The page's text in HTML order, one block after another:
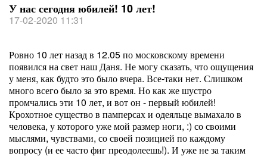
У нас сегодня юбилей! 10 лет!
17-02-2020 11:31
Ровно 10 лет назад в 12.05 по московскому времени
появился на свет наш Даня. Не могу сказать, что ощущения
у меня, как будто это было вчера. Все-таки нет. Слишком
много всего было за это время. Но как же шустро
промчались эти 10 лет, и вот он - первый юбилей!
Крохотное существо в памперсах и одеяльце вымахало в
человека, у которого уже мой размер ноги, :) со своими
мыслями, чувствами, со своей позицией по каждому
вопросу (и ее часто фиг преодолеешь!). И уже не за таким